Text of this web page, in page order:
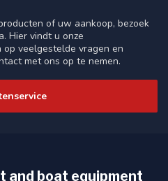
of uw aankoop, bezoek
Hier vindt u onze
veelgestelde vragen en
met ons op te nemen.
boat equipment